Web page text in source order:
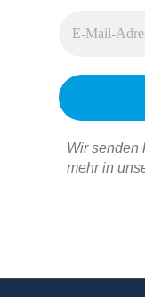
Wir senden
mehr in